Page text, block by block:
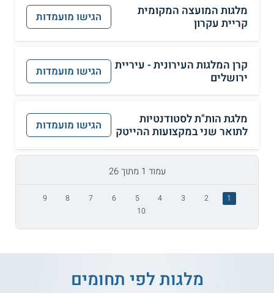
מלגות המועצה המקומית
קריית עקרון
הגישו מועמדות
קרן המלגות העירונית - עיריית
ירושלים
הגישו מועמדות
מלגת הות"ת לסטודנטיות
לתואר שני במקצועות ההייטק
הגישו מועמדות
עמוד 1 מתוך 26
1
2
3
4
5
6
7
8
9
10
מלגות לפי תחומים